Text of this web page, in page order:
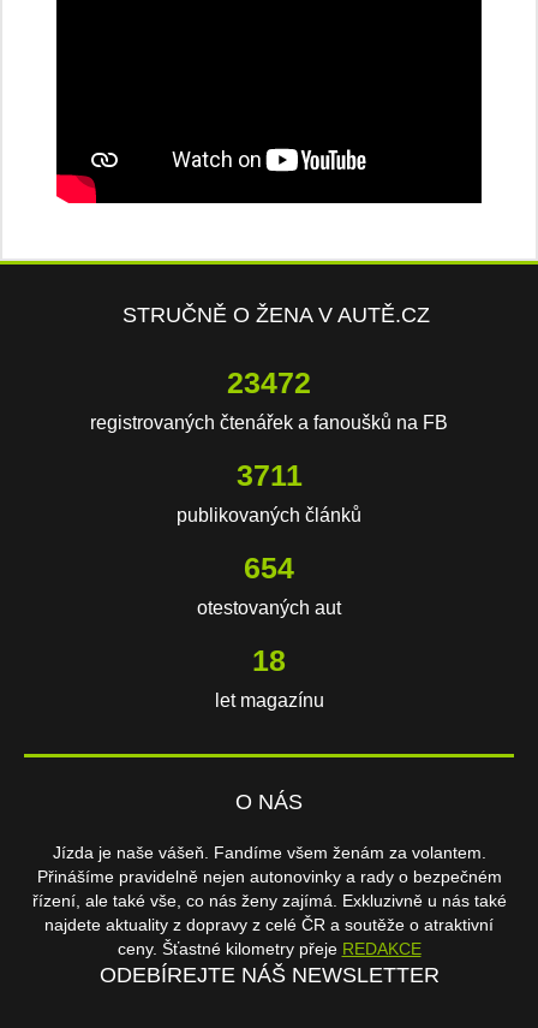
STRUČNĚ O ŽENA V AUTĚ.CZ
23472
registrovaných čtenářek a fanoušků na FB
3711
publikovaných článků
654
otestovaných aut
18
let magazínu
O NÁS
Jízda je naše vášeň. Fandíme všem ženám za volantem.
Přinášíme pravidelně nejen autonovinky a rady o bezpečném
řízení, ale také vše, co nás ženy zajímá. Exkluzivně u nás také
najdete aktuality z dopravy z celé ČR a soutěže o atraktivní
ceny. Šťastné kilometry přeje REDAKCE
ODEBÍREJTE NÁŠ NEWSLETTER